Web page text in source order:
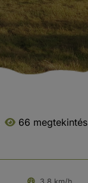
66 megtekintés